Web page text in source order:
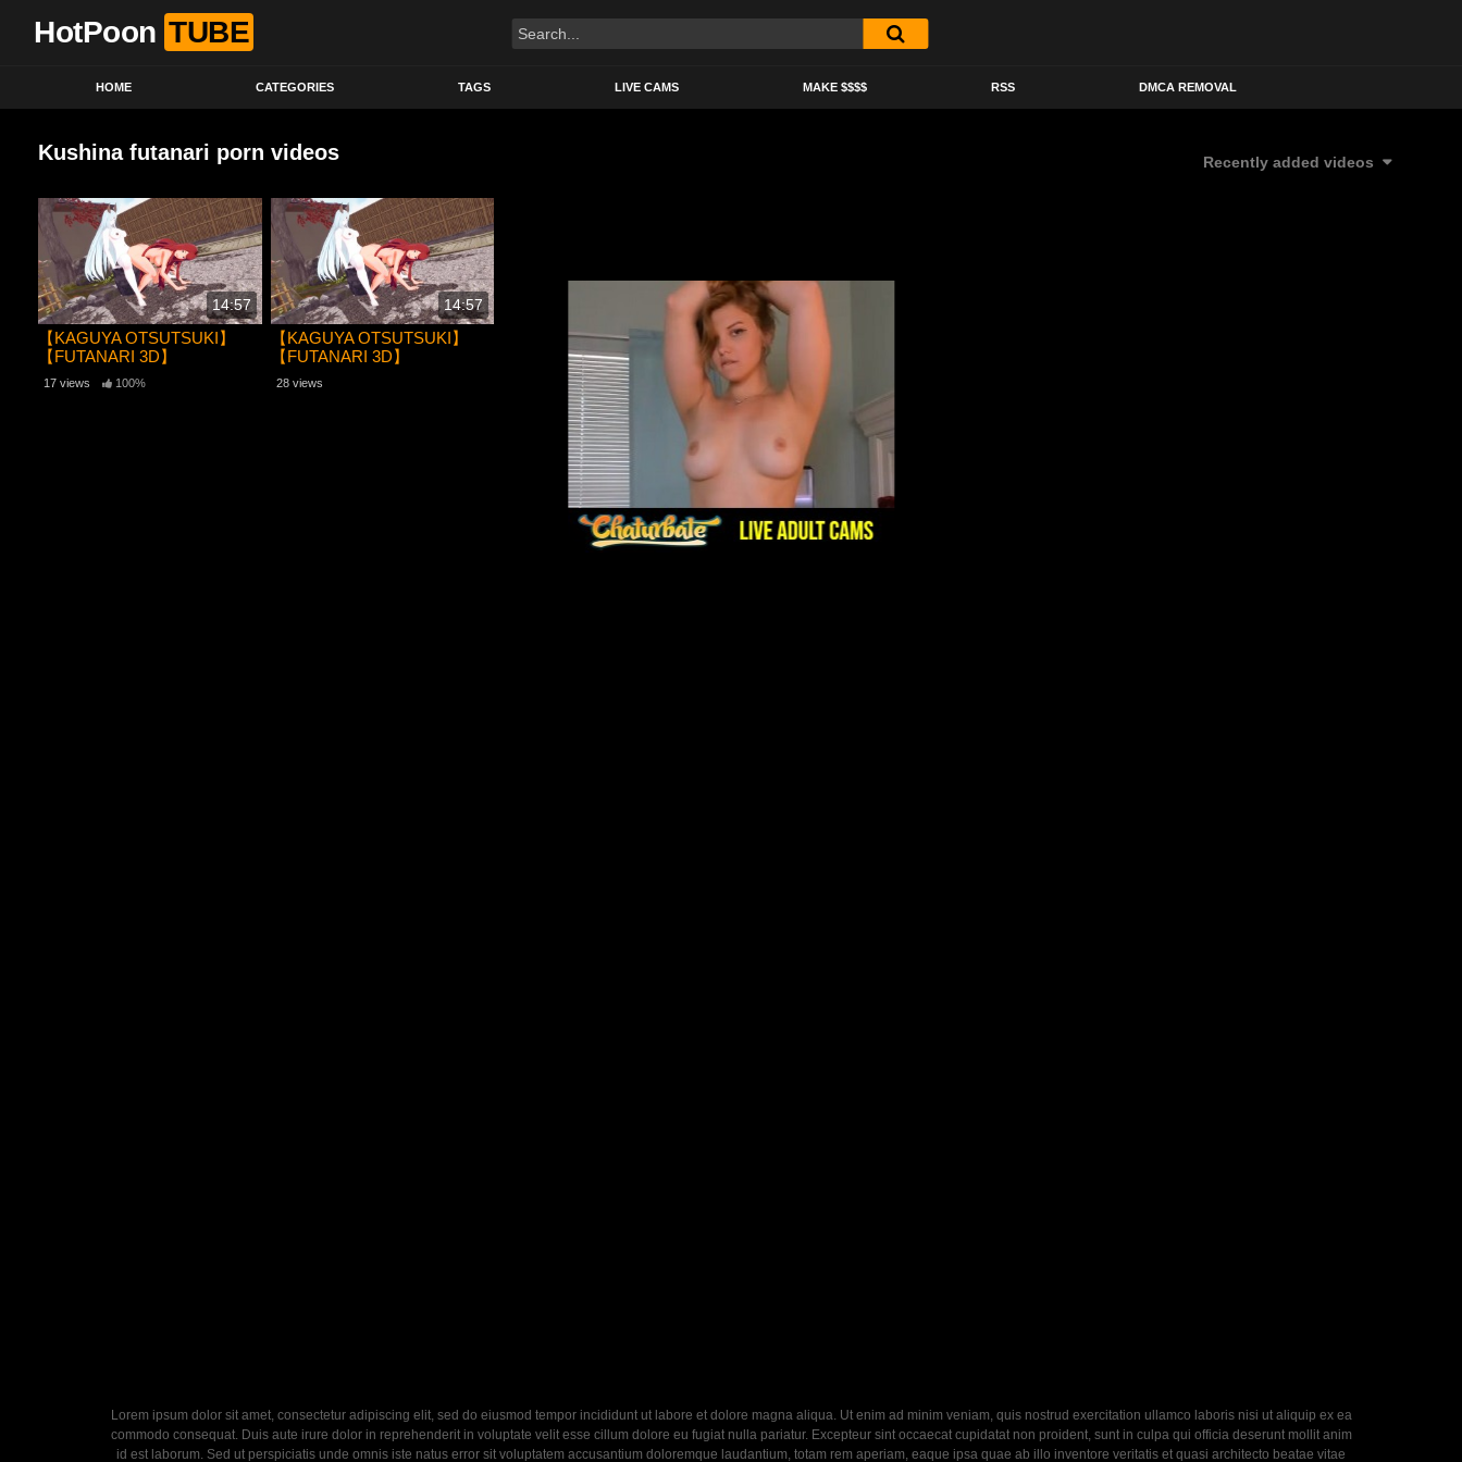
HotPoon TUBE
HOME CATEGORIES TAGS LIVE CAMS MAKE $$$$ RSS DMCA REMOVAL
Kushina futanari porn videos Recently added videos
14:57
【KAGUYA OTSUTSUKI】
【FUTANARI 3D】
【KUSHINA UZUMAKI】【
NARUTO】
17 views 100%
14:57
【KAGUYA OTSUTSUKI】
【FUTANARI 3D】
【KUSHINA UZUMAKI】【
NARUTO】
28 views
Lorem ipsum dolor sit amet, consectetur adipiscing elit, sed do eiusmod tempor incididunt ut labore et dolore magna aliqua. Ut enim ad minim veniam, quis nostrud exercitation ullamco laboris nisi ut aliquip ex ea
commodo consequat. Duis aute irure dolor in reprehenderit in voluptate velit esse cillum dolore eu fugiat nulla pariatur. Excepteur sint occaecat cupidatat non proident, sunt in culpa qui officia deserunt mollit anim
id est laborum. Sed ut perspiciatis unde omnis iste natus error sit voluptatem accusantium doloremque laudantium, totam rem aperiam, eaque ipsa quae ab illo inventore veritatis et quasi architecto beatae vitae